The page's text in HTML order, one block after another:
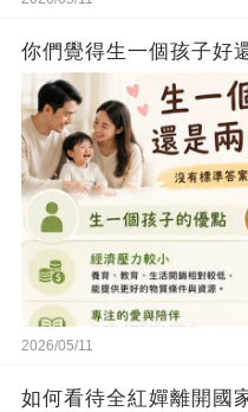
你們覺得生一個孩子好
2026/05/11
如何看待全紅嬋離開國